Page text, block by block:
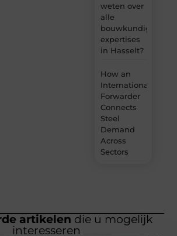
weten over
alle
bouwkundige
expertises
in Hasselt?
How an
International
Forwarder
Connects
Steel
Demand
Across
Sectors
artikelen die u mogelijk
interesseren